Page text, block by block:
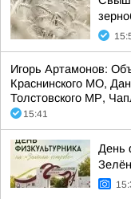
Игорь Артамонов:
Краснинского МО,
Толстовского МР,
15:41
День